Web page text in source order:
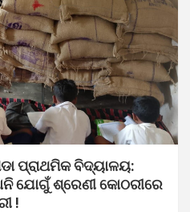
ପ୍ରାଥମିକ ବିଦ୍ୟାଳୟ:
ଯୋଗୁଁ ଶ୍ରେଣୀ କୋଠରୀରେ
!